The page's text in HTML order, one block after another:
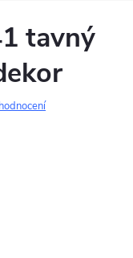
tavný